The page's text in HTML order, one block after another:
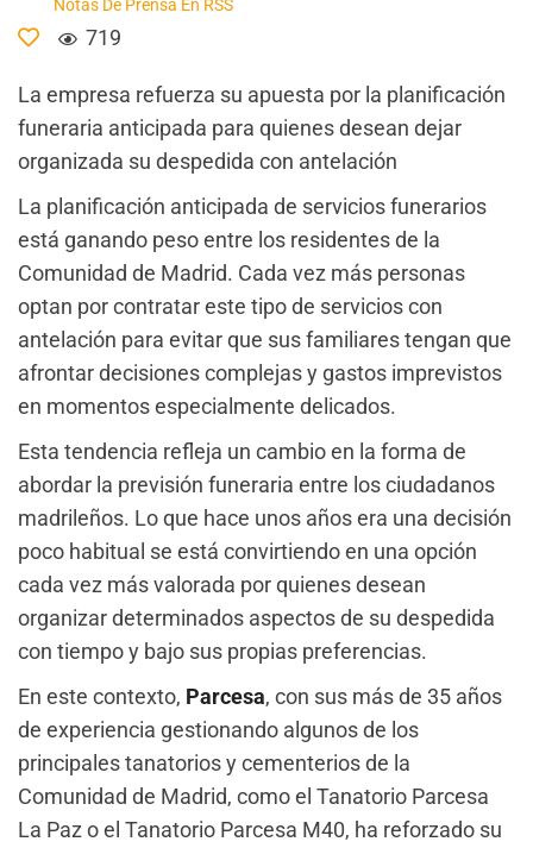
Notas De Prensa En RSS
719
La empresa refuerza su apuesta por la planificación
funeraria anticipada para quienes desean dejar
organizada su despedida con antelación
La planificación anticipada de servicios funerarios
está ganando peso entre los residentes de la
Comunidad de Madrid. Cada vez más personas
optan por contratar este tipo de servicios con
antelación para evitar que sus familiares tengan que
afrontar decisiones complejas y gastos imprevistos
en momentos especialmente delicados.
Esta tendencia refleja un cambio en la forma de
abordar la previsión funeraria entre los ciudadanos
madrileños. Lo que hace unos años era una decisión
poco habitual se está convirtiendo en una opción
cada vez más valorada por quienes desean
organizar determinados aspectos de su despedida
con tiempo y bajo sus propias preferencias.
En este contexto, Parcesa, con sus más de 35 años
de experiencia gestionando algunos de los
principales tanatorios y cementerios de la
Comunidad de Madrid, como el Tanatorio Parcesa
La Paz o el Tanatorio Parcesa M40, ha reforzado su